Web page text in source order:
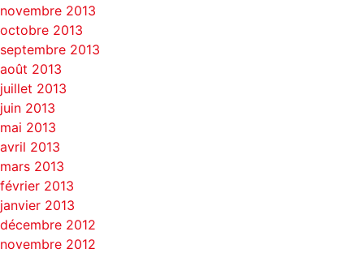
novembre 2013
octobre 2013
septembre 2013
août 2013
juillet 2013
juin 2013
mai 2013
avril 2013
mars 2013
février 2013
janvier 2013
décembre 2012
novembre 2012